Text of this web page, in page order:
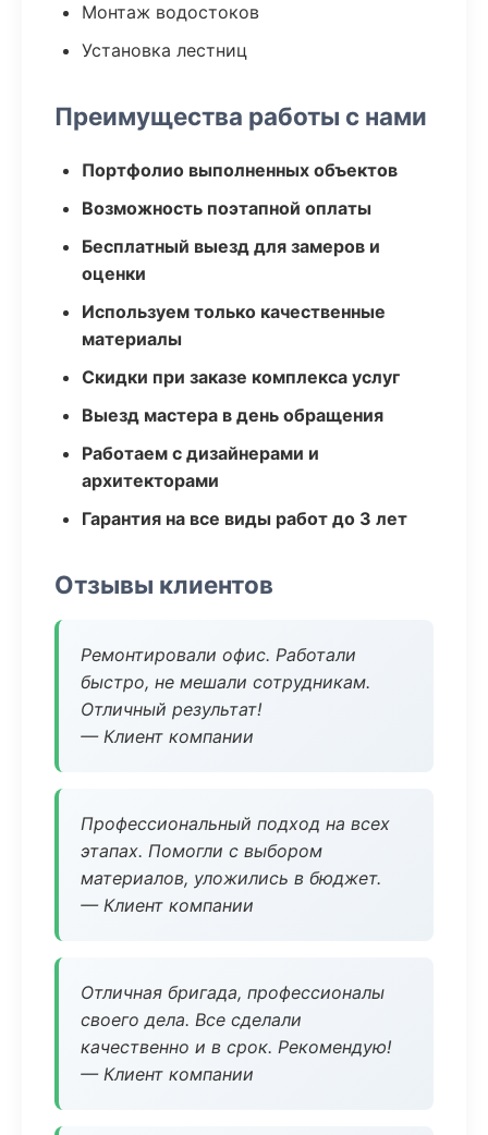
Монтаж водостоков
Установка лестниц
Преимущества работы с нами
Портфолио выполненных объектов
Возможность поэтапной оплаты
Бесплатный выезд для замеров и
оценки
Используем только качественные
материалы
Скидки при заказе комплекса услуг
Выезд мастера в день обращения
Работаем с дизайнерами и
архитекторами
Гарантия на все виды работ до 3 лет
Отзывы клиентов
Ремонтировали офис. Работали
быстро, не мешали сотрудникам.
Отличный результат!
— Клиент компании
Профессиональный подход на всех
этапах. Помогли с выбором
материалов, уложились в бюджет.
— Клиент компании
Отличная бригада, профессионалы
своего дела. Все сделали
качественно и в срок. Рекомендую!
— Клиент компании